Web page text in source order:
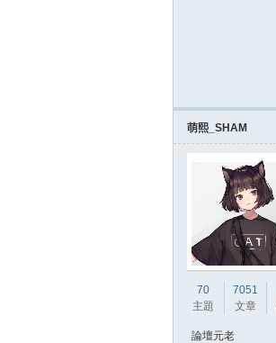
萌熙_SHAM
70
主題
7051
文章
論壇元老